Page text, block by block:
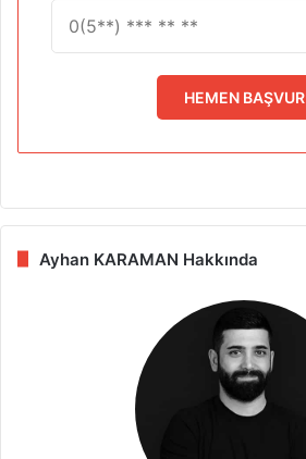
HEMEN BAŞVUR
Ayhan KARAMAN Hakkında